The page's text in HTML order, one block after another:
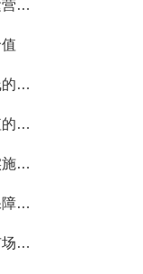
点
措
体
南
系
措